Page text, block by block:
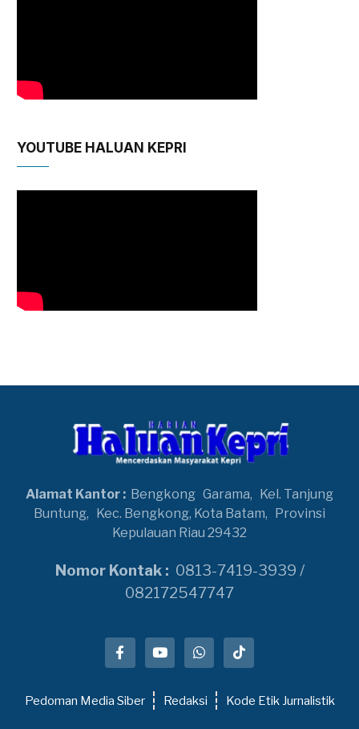
YOUTUBE HALUAN KEPRI
Alamat Kantor : Bengkong Garama,
Kel. Tanjung
Buntung,
Kec. Bengkong, Kota Batam,
Provinsi
Kepulauan Riau 29432
Nomor Kontak : 0813-7419-3939 /
082172547747
Pedoman Media Siber Redaksi Kode Etik Jurnalistik